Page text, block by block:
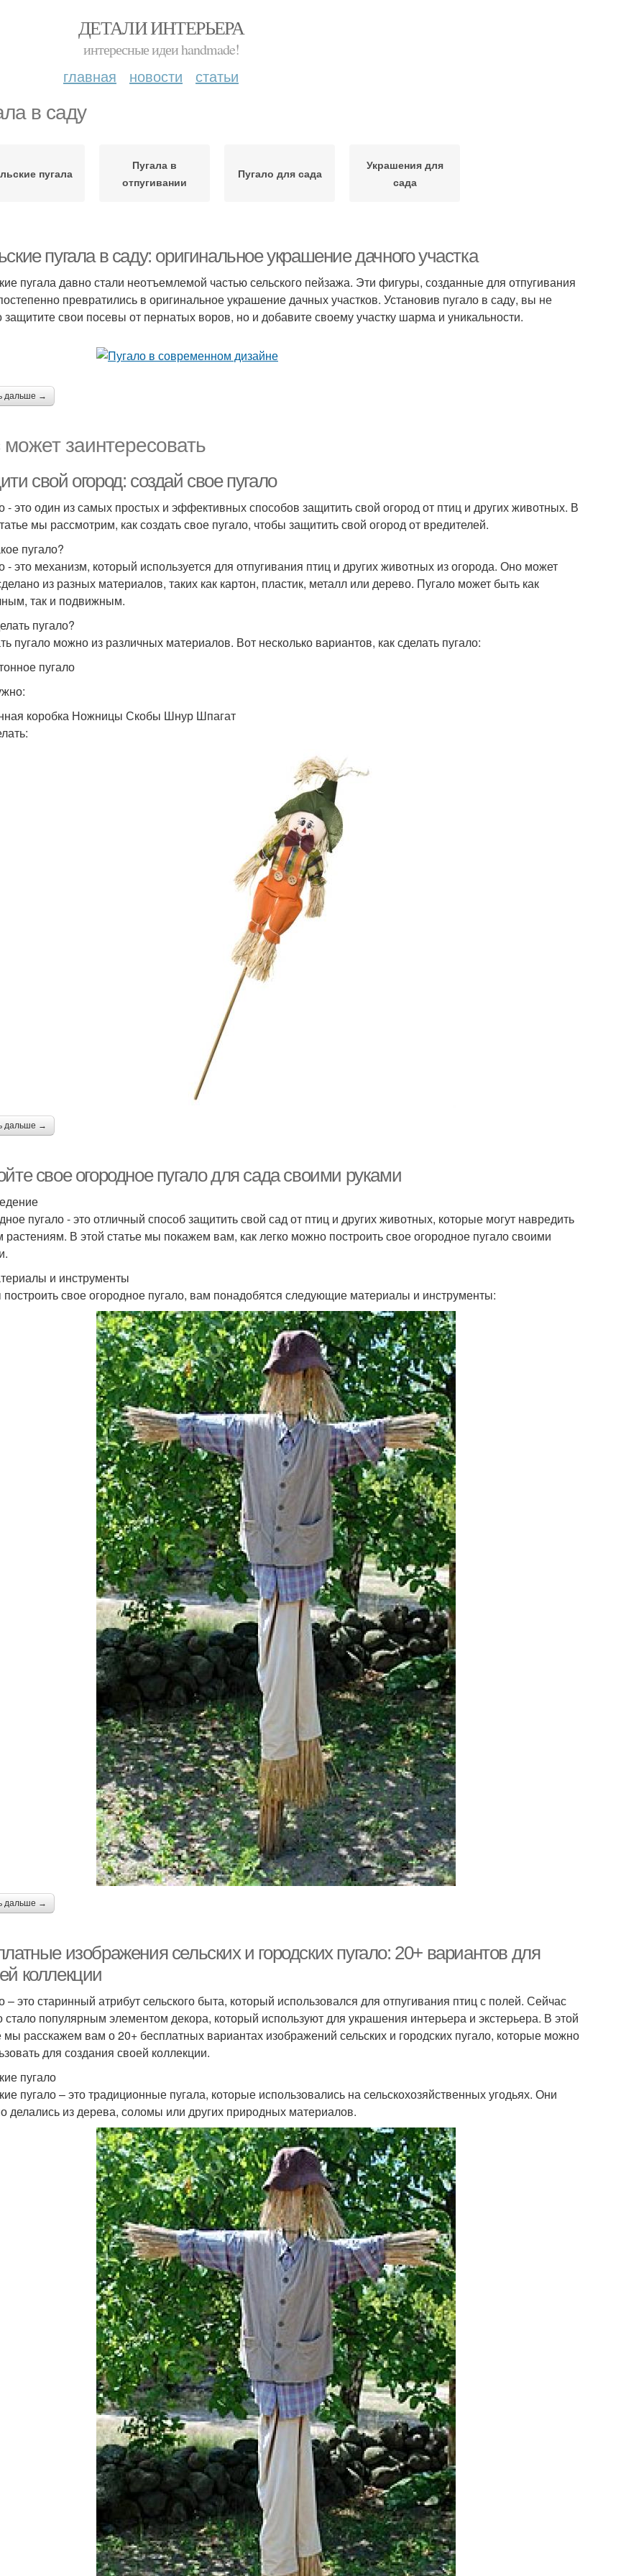
ДЕТАЛИ ИНТЕРЬЕРА
интересные идеи handmade!
главная новости статьи
в саду
пугала
Пугала в
отпугивании
Пугало для сада
Украшения для
сада
пугала в саду: оригинальное украшение дачного участка
пугала давно стали неотъемлемой частью сельского пейзажа. Эти фигуры, созданные для отпугивания
превратились в оригинальное украшение дачных участков. Установив пугало в саду, вы не
защитите свои посевы от пернатых воров, но и добавите своему участку шарма и уникальности.
дальше →
заинтересовать
свой огород: создай свое пугало
- это один из самых простых и эффективных способов защитить свой огород от птиц и других животных. В
мы рассмотрим, как создать свое пугало, чтобы защитить свой огород от вредителей.
пугало?
- это механизм, который используется для отпугивания птиц и других животных из огорода. Оно может
из разных материалов, таких как картон, пластик, металл или дерево. Пугало может быть как
так и подвижным.
пугало?
пугало можно из различных материалов. Вот несколько вариантов, как сделать пугало:
пугало
коробка Ножницы Скобы Шнур Шпагат
дальше →
свое огородное пугало для сада своими руками
пугало - это отличный способ защитить свой сад от птиц и других животных, которые могут навредить
В этой статье мы покажем вам, как легко можно построить свое огородное пугало своими
и инструменты
свое огородное пугало, вам понадобятся следующие материалы и инструменты:
дальше →
изображения сельских и городских пугало: 20+ вариантов для
коллекции
– это старинный атрибут сельского быта, который использовался для отпугивания птиц с полей. Сейчас
стало популярным элементом декора, который используют для украшения интерьера и экстерьера. В этой
мы расскажем вам о 20+ бесплатных вариантах изображений сельских и городских пугало, которые можно
для создания своей коллекции.
пугало
пугало – это традиционные пугала, которые использовались на сельскохозяйственных угодьях. Они
делались из дерева, соломы или других природных материалов.